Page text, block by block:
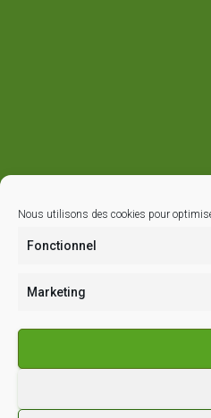
Nous utilisons des cookies pour
Fonctionnel
Marketing